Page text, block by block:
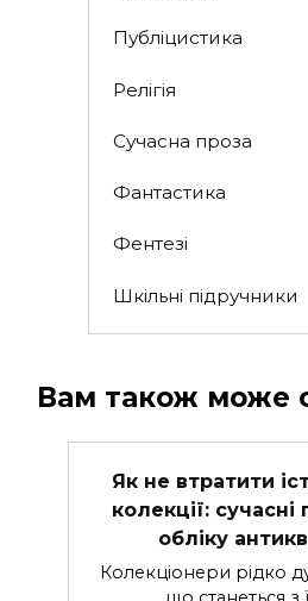
Публіцистика
Релігія
Сучасна проза
Фантастика
Фентезі
Шкільні підручники
Вам також може
Як не втратити
колекції:
обліку
Колекціонери рідко